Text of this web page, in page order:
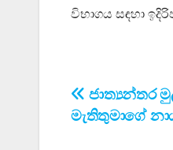
විභාගය සඳහා
Post
ජාත්‍යන්තර
මැතිතුමාගේ